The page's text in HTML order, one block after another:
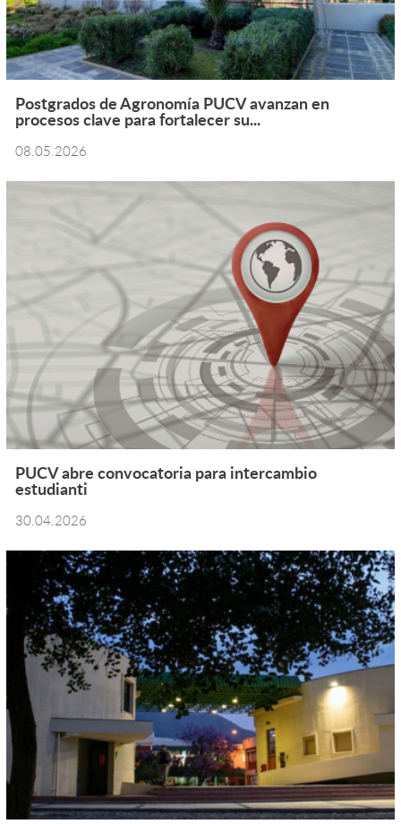
Postgrados de Agronomía PUCV avanzan en
procesos clave para fortalecer su...
08.05.2026
PUCV abre convocatoria para intercambio
estudianti
30.04.2026